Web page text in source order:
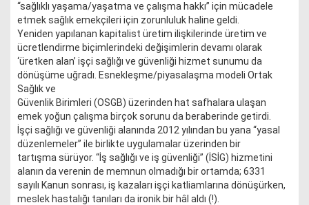
“sağlıklı yaşama/yaşatma ve çalışma hakkı” için mücadele
etmek sağlık emekçileri için zorunluluk haline geldi.
Yeniden yapılanan kapitalist üretim ilişkilerinde üretim ve
ücretlendirme biçimlerindeki değişimlerin devamı olarak
‘üretken alan’ işçi sağlığı ve güvenliği hizmet sunumu da
dönüşüme uğradı. Esnekleşme/piyasalaşma modeli Ortak
Sağlık ve
Güvenlik Birimleri (OSGB) üzerinden hat safhalara ulaşan
emek yoğun çalışma birçok sorunu da beraberinde getirdi.
İşçi sağlığı ve güvenliği alanında 2012 yılından bu yana “yasal
düzenlemeler” ile birlikte uygulamalar üzerinden bir
tartışma sürüyor. “İş sağlığı ve iş güvenliği” (İSİG) hizmetini
alanın da verenin de memnun olmadığı bir ortamda; 6331
sayılı Kanun sonrası, iş kazaları işçi katliamlarına dönüşürken,
meslek hastalığı tanıları da ironik bir hâl aldı (!).